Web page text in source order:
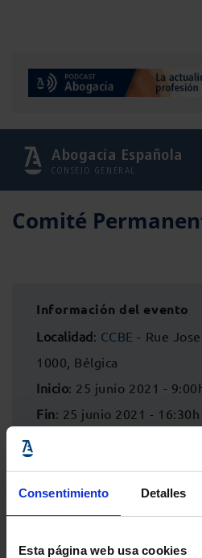
Consentimiento Detalles
Esta página web usa cookies
Abogacía Española
CONSEJO GENERAL
Comité
Información del evento
Localidad: CCBE - Rue
1000, Bélgica
Inicio: 25 junio 2021 -
Fin: 25 junio 2021 - 16:30h